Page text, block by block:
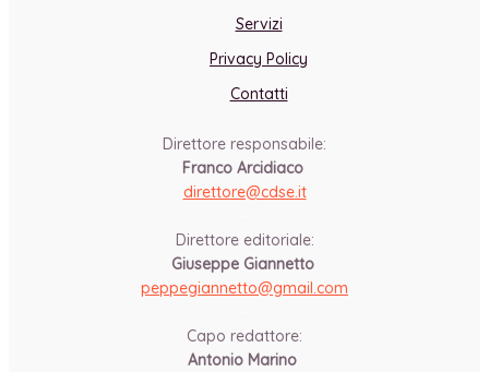
Servizi
Privacy Policy
Contatti
Direttore responsabile:
Franco Arcidiaco
direttore@cdse.it
Direttore editoriale:
Giuseppe Giannetto
peppegiannetto@gmail.com
Capo redattore:
Antonio Marino